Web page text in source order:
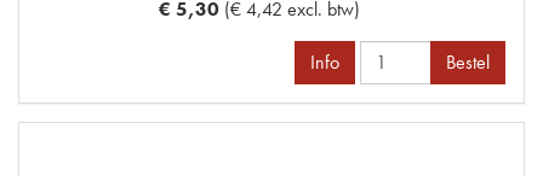
€ 5,30 (€ 4,42 excl. btw)
Info Bestel